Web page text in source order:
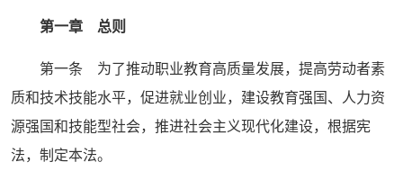
第一章 总则
第一条 为了推动职业教育高质量发展，提高劳动者素
质和技术技能水平，促进就业创业，建设教育强国、人力资
源强国和技能型社会，推进社会主义现代化建设，根据宪
法，制定本法。